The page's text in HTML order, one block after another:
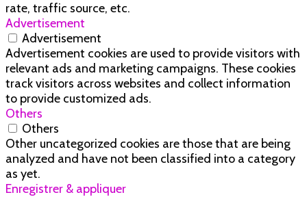
rate, traffic source, etc.
Advertisement
Advertisement
Advertisement cookies are used to provide visitors with
relevant ads and marketing campaigns. These cookies
track visitors across websites and collect information
to provide customized ads.
Others
Others
Other uncategorized cookies are those that are being
analyzed and have not been classified into a category
as yet.
Enregistrer & appliquer